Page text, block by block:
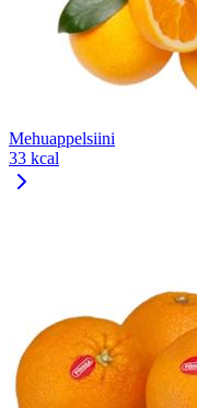
Mehuappelsiini
33 kcal